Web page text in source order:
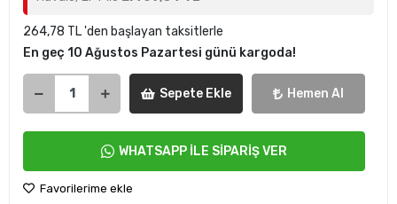
264,78 TL 'den başlayan taksitlerle
En geç 10 Ağustos Pazartesi günü kargoda!
Sepete Ekle Hemen Al
WHATSAPP İLE SİPARİŞ VER
Favorilerime ekle